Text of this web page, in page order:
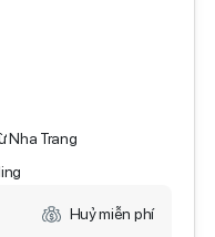
Nha Trang
Huỷ miễn phí